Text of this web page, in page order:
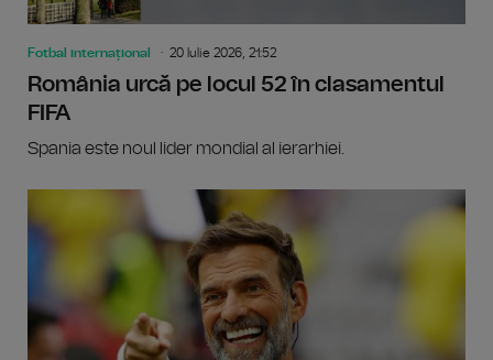
Fotbal internațional 20 Iulie 2026, 21:52
România urcă pe locul 52 în clasamentul
FIFA
Spania este noul lider mondial al ierarhiei.